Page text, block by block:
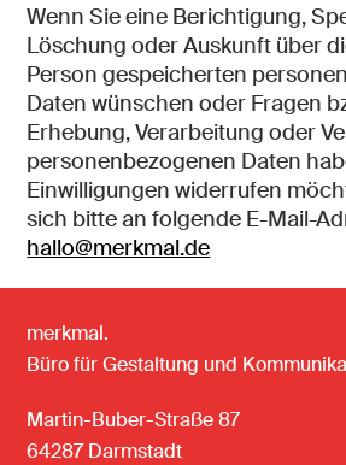
Wenn Sie eine Berichtigung,
Löschung oder Auskunft über
Person gespeicherten
Daten wünschen oder Fragen
Erhebung, Verarbeitung oder
personenbezogenen Daten
Einwilligungen widerrufen
sich bitte an folgende E-Mail-
hallo@merkmal.de
merkmal.
Büro für Gestaltung und
Martin-Buber-Straße 87
64287 Darmstadt